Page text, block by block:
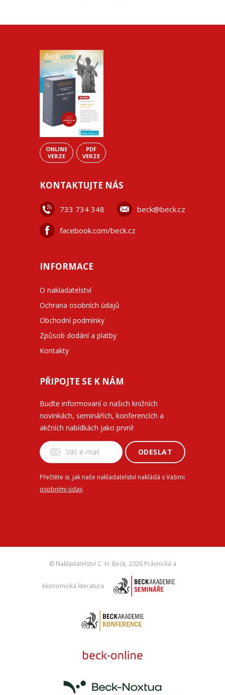
ONLINE
VERZE
PDF
VERZE
KONTAKTUJTE NÁS
733 734 348 beck@beck.cz
facebook.com/beck.cz
INFORMACE
O nakladatelství
Ochrana osobních údajů
Obchodní podmínky
Způsob dodání a platby
Kontakty
PŘIPOJTE SE K NÁM
Buďte informovaní o našich knižních
novinkách, seminářích, konferencích a
akčních nabídkách jako první!
ODESLAT
Přečtěte si, jak naše nakladatelství nakládá s Vašimi
osobními údaji.
© Nakladatelství C. H. Beck, 2026 Právnická a
ekonomická literatura